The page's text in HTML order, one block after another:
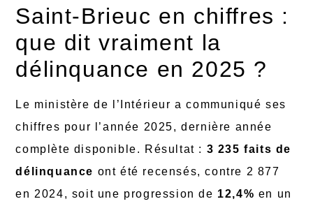
Saint-Brieuc en chiffres :
que dit vraiment la
délinquance en 2025 ?
Le ministère de l’Intérieur a communiqué ses
chiffres pour l’année 2025, dernière année
complète disponible. Résultat : 3 235 faits de
délinquance ont été recensés, contre 2 877
en 2024, soit une progression de 12,4% en un